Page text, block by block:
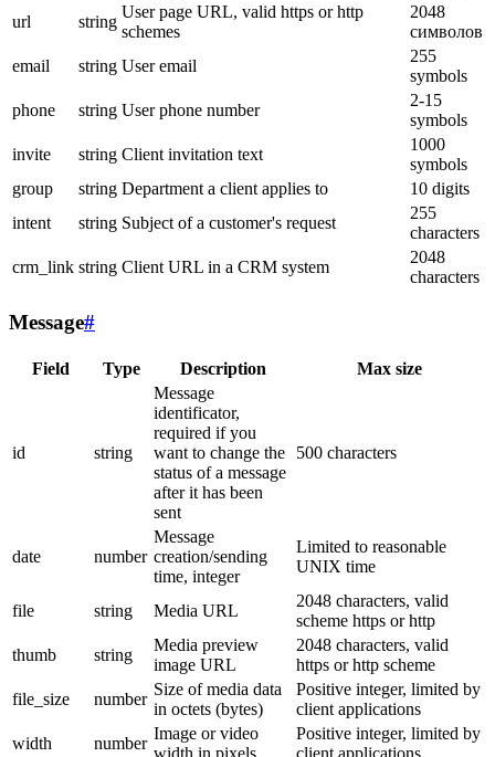
url
string
User page URL, valid https or http
schemes
2048
символов
email
string User email
255
symbols
phone
string User phone number
2-15
symbols
invite
string Client invitation text
1000
symbols
group
string Department a client applies to
10 digits
intent
string Subject of a customer's request
255
characters
crm_link string Client URL in a CRM system
2048
characters
Message#
Field Type Description Max size
id string
Message
identificator,
required if you
want to change the
status of a message
after it has been
sent
500 characters
date number
Message
creation/sending
time, integer
Limited to reasonable
UNIX time
file string Media URL
2048 characters, valid
scheme https or http
thumb
string
Media preview
image URL
2048 characters, valid
https or http scheme
file_size
number
Size of media data
in octets (bytes)
Positive integer, limited by
client applications
width
number
Image or video
width in pixels
Positive integer, limited by
client applications